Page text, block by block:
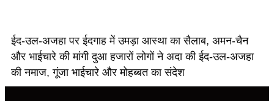
ईद-उल-अजहा पर ईदगाह में उमड़ा आस्था का सैलाब, अमन-चैन
और भाईचारे की मांगी दुआ हजारों लोगों ने अदा की ईद-उल-अजहा
की नमाज, गूंजा भाईचारे और मोहब्बत का संदेश